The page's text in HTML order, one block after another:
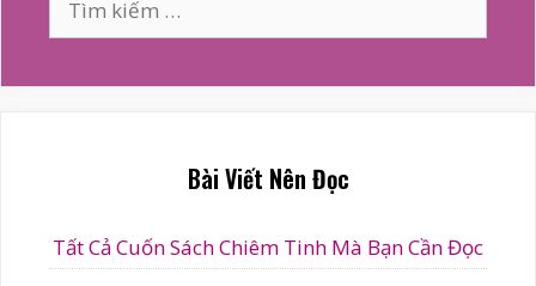
kiếm
Bài Viết Nên Đọc
Tất Cả Cuốn Sách Chiêm Tinh Mà Bạn Cần Đọc